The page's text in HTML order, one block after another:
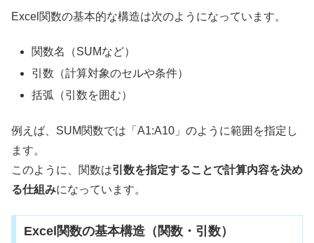
Excel関数の基本的な構造は次のようになっています。
関数名（SUMなど）
引数（計算対象のセルや条件）
括弧（引数を囲む）
例えば、SUM関数では「A1:A10」のように範囲を指定し
ます。
このように、関数は引数を指定することで計算内容を決め
る仕組みになっています。
Excel関数の基本構造（関数・引数）